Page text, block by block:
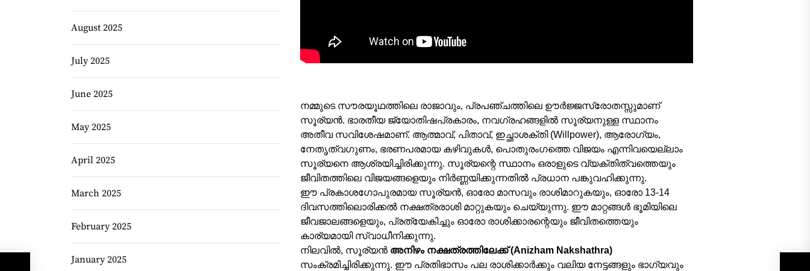
നമ്മുടെ സൗരയൂഥത്തിലെ രാജാവും, പ്രപഞ്ചത്തിലെ ഊർജ്ജസ്രോതസ്സുമാണ്
സൂര്യൻ. ഭാരതീയ ജ്യോതിഷപ്രകാരം, നവഗ്രഹങ്ങളിൽ സൂര്യനുള്ള സ്ഥാനം
അതീവ സവിശേഷമാണ്. ആത്മാവ്, പിതാവ്, ഇച്ഛാശക്തി (Willpower), ആരോഗ്യം,
നേതൃത്വഗുണം, ഭരണപരമായ കഴിവുകൾ, പൊതുരംഗത്തെ വിജയം എന്നിവയെല്ലാം
സൂര്യനെ ആശ്രയിച്ചിരിക്കുന്നു. സൂര്യന്റെ സ്ഥാനം ഒരാളുടെ വ്യക്തിത്വത്തെയും
ജീവിതത്തിലെ വിജയങ്ങളെയും നിർണ്ണയിക്കുന്നതിൽ പ്രധാന പങ്കുവഹിക്കുന്നു.
ഈ പ്രകാശഗോപുരമായ സൂര്യൻ, ഓരോ മാസവും രാശിമാറുകയും, ഓരോ 13-14
ദിവസത്തിലൊരിക്കൽ നക്ഷത്രരാശി മാറ്റുകയും ചെയ്യുന്നു. ഈ മാറ്റങ്ങൾ ഭൂമിയിലെ
ജീവജാലങ്ങളെയും, പ്രത്യേകിച്ചും ഓരോ രാശിക്കാരന്റെയും ജീവിതത്തെയും
കാര്യമായി സ്വാധീനിക്കുന്നു.
നിലവിൽ, സൂര്യൻ അനിഴം നക്ഷത്രത്തിലേക്ക് (Anizham Nakshathra)
സംക്രമിച്ചിരിക്കുന്നു. ഈ പ്രതിഭാസം പല രാശിക്കാർക്കും വലിയ നേട്ടങ്ങളും ഭാഗ്യവും
August 2025
July 2025
June 2025
May 2025
April 2025
March 2025
February 2025
January 2025